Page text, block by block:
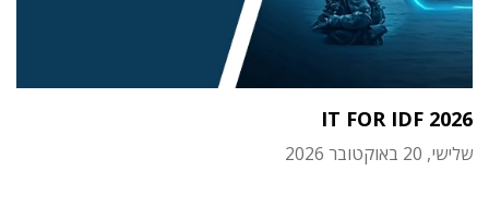
IT FOR IDF 2026
שלישי, 20 באוקטובר 2026